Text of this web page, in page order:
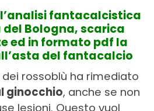
l’analisi fantacalcistica
Bologna, scarica
ed in formato pdf la
del fantacalcio
rossoblù ha rimediato
ginocchio, anche se non
lesioni. Questo vuol